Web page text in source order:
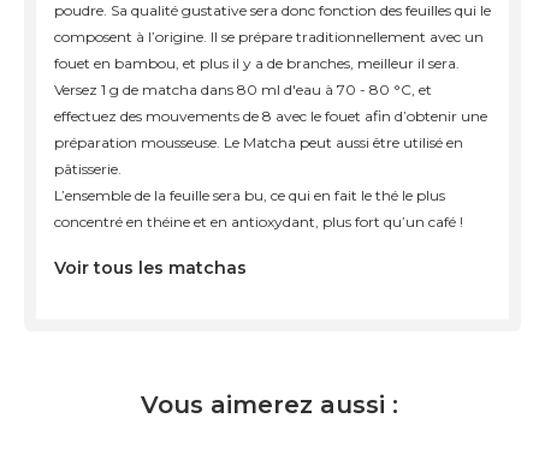
poudre. Sa qualité gustative sera donc fonction des feuilles qui le
composent à l’origine. Il se prépare traditionnellement avec un
fouet en bambou, et plus il y a de branches, meilleur il sera.
Versez 1 g de matcha dans 80 ml d'eau à 70 - 80 °C, et
effectuez des mouvements de 8 avec le fouet afin d’obtenir une
préparation mousseuse. Le Matcha peut aussi être utilisé en
pâtisserie.
L’ensemble de la feuille sera bu, ce qui en fait le thé le plus
concentré en théine et en antioxydant, plus fort qu’un café !
Voir tous les matchas
Vous aimerez aussi :